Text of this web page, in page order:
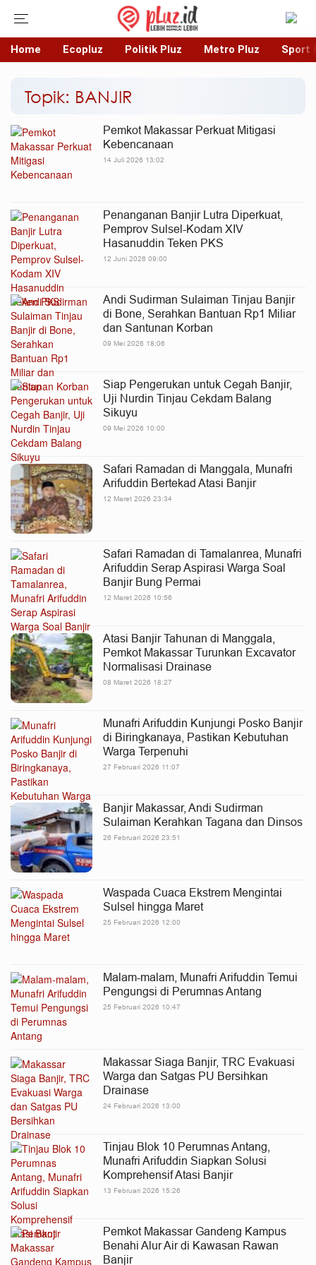
Home Ecopluz Politik Pluz Metro Pluz Sport
Topik: BANJIR
Pemkot Makassar Perkuat Mitigasi
Kebencanaan
14 Juli 2026 13:02
Penanganan Banjir Lutra Diperkuat,
Pemprov Sulsel-Kodam XIV
Hasanuddin Teken PKS
12 Juni 2026 09:00
Andi Sudirman Sulaiman Tinjau Banjir
di Bone, Serahkan Bantuan Rp1 Miliar
dan Santunan Korban
09 Mei 2026 18:06
Siap Pengerukan untuk Cegah Banjir,
Uji Nurdin Tinjau Cekdam Balang
Sikuyu
09 Mei 2026 10:00
Safari Ramadan di Manggala, Munafri
Arifuddin Bertekad Atasi Banjir
12 Maret 2026 23:34
Safari Ramadan di Tamalanrea, Munafri
Arifuddin Serap Aspirasi Warga Soal
Banjir Bung Permai
12 Maret 2026 10:56
Atasi Banjir Tahunan di Manggala,
Pemkot Makassar Turunkan Excavator
Normalisasi Drainase
08 Maret 2026 18:27
Munafri Arifuddin Kunjungi Posko Banjir
di Biringkanaya, Pastikan Kebutuhan
Warga Terpenuhi
27 Februari 2026 11:07
Banjir Makassar, Andi Sudirman
Sulaiman Kerahkan Tagana dan Dinsos
26 Februari 2026 23:51
Waspada Cuaca Ekstrem Mengintai
Sulsel hingga Maret
25 Februari 2026 12:00
Malam-malam, Munafri Arifuddin Temui
Pengungsi di Perumnas Antang
25 Februari 2026 10:47
Makassar Siaga Banjir, TRC Evakuasi
Warga dan Satgas PU Bersihkan
Drainase
24 Februari 2026 13:00
Tinjau Blok 10 Perumnas Antang,
Munafri Arifuddin Siapkan Solusi
Komprehensif Atasi Banjir
13 Februari 2026 15:26
Pemkot Makassar Gandeng Kampus
Benahi Alur Air di Kawasan Rawan
Banjir